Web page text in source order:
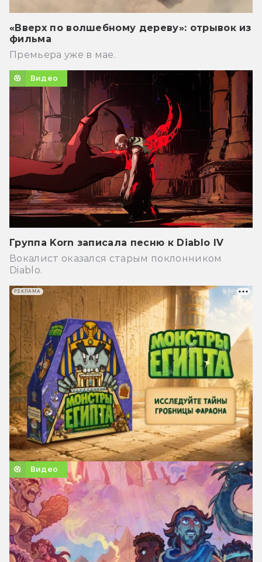
«Вверх по волшебному дереву»: отрывок из
фильма
Премьера уже в мае.
Видео
Группа Korn записала песню к Diablo IV
Вокалист оказался старым поклонником
Diablo.
Видео
РЕКЛАМА